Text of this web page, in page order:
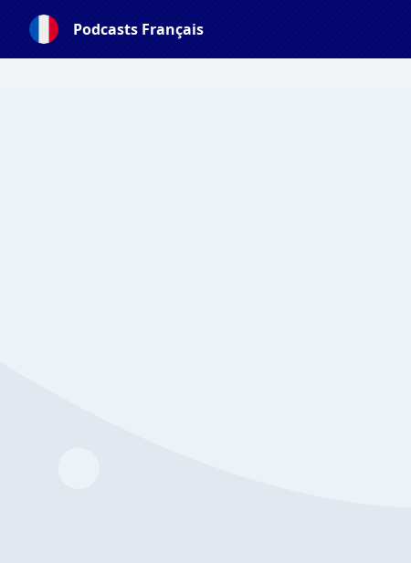
Podcasts Français